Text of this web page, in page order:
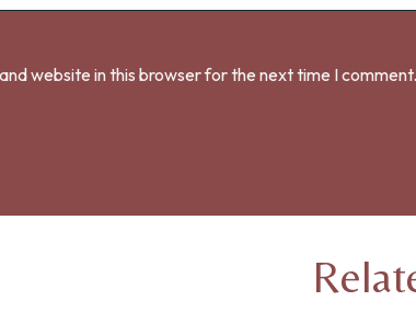
website in this browser for the next time I comment.